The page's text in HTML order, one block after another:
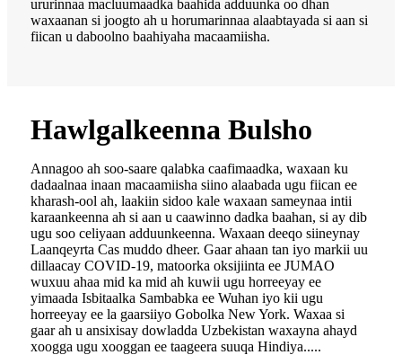
ururinnaa macluumaadka baahida adduunka oo dhan
waxaanan si joogto ah u horumarinnaa alaabtayada si aan si
fiican u daboolno baahiyaha macaamiisha.
Hawlgalkeenna Bulsho
Annagoo ah soo-saare qalabka caafimaadka, waxaan ku
dadaalnaa inaan macaamiisha siino alaabada ugu fiican ee
kharash-ool ah, laakiin sidoo kale waxaan sameynaa intii
karaankeenna ah si aan u caawinno dadka baahan, si ay dib
ugu soo celiyaan adduunkeenna. Waxaan deeqo siineynay
Laanqeyrta Cas muddo dheer. Gaar ahaan tan iyo markii uu
dillaacay COVID-19, matoorka oksijiinta ee JUMAO
wuxuu ahaa mid ka mid ah kuwii ugu horreeyay ee
yimaada Isbitaalka Sambabka ee Wuhan iyo kii ugu
horreeyay ee la gaarsiiyo Gobolka New York. Waxaa si
gaar ah u ansixisay dowladda Uzbekistan waxayna ahayd
xoogga ugu xooggan ee taageera suuqa Hindiya.....